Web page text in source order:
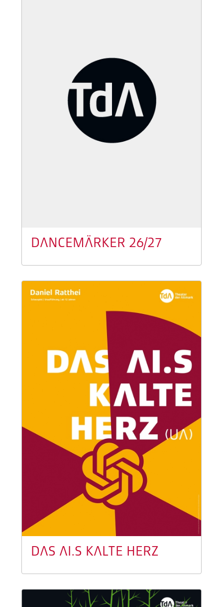
DANCEMÄRKER 26/27
DAS AI.S KALTE HERZ